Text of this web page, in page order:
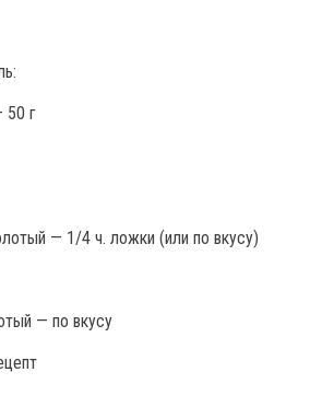
50 г
— 1/4 ч. ложки (или по вкусу)
— по вкусу